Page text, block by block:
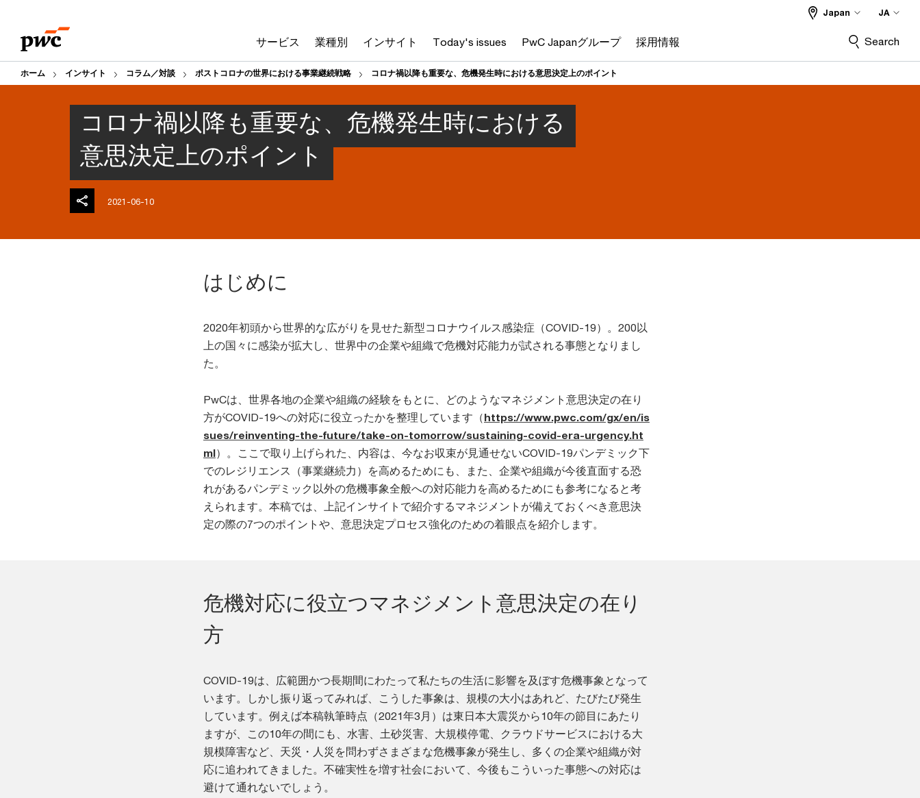
content
footer
サービス 業種別 インサイト Today's issues PwC Japanグループ 採用情報
Japan JA
Search
ホーム インサイト コラム／対談 ポストコロナの世界における事業継続戦略 コロナ禍以降も重要な、危機発生時における意思決定上のポイント
コロナ禍以降も重要な、危機発生時における
意思決定上のポイント
2021-06-10
はじめに
2020年初頭から世界的な広がりを見せた新型コロナウイルス感染症（COVID-19）。200以
上の国々に感染が拡大し、世界中の企業や組織で危機対応能力が試される事態となりまし
た。
PwCは、世界各地の企業や組織の経験をもとに、どのようなマネジメント意思決定の在り
方がCOVID-19への対応に役立ったかを整理しています（https://www.pwc.com/gx/en/is
sues/reinventing-the-future/take-on-tomorrow/sustaining-covid-era-urgency.ht
ml）。ここで取り上げられた、内容は、今なお収束が見通せないCOVID-19パンデミック下
でのレジリエンス（事業継続力）を高めるためにも、また、企業や組織が今後直面する恐
れがあるパンデミック以外の危機事象全般への対応能力を高めるためにも参考になると考
えられます。本稿では、上記インサイトで紹介するマネジメントが備えておくべき意思決
定の際の7つのポイントや、意思決定プロセス強化のための着眼点を紹介します。
危機対応に役立つマネジメント意思決定の在り
方
COVID-19は、広範囲かつ長期間にわたって私たちの生活に影響を及ぼす危機事象となって
います。しかし振り返ってみれば、こうした事象は、規模の大小はあれど、たびたび発生
しています。例えば本稿執筆時点（2021年3月）は東日本大震災から10年の節目にあたり
ますが、この10年の間にも、水害、土砂災害、大規模停電、クラウドサービスにおける大
規模障害など、天災・人災を問わずさまざまな危機事象が発生し、多くの企業や組織が対
応に追われてきました。不確実性を増す社会において、今後もこういった事態への対応は
避けて通れないでしょう。